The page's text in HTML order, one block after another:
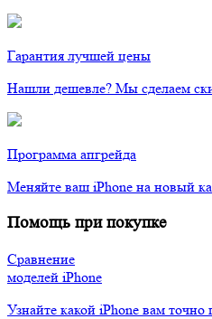
Гарантия лучшей цены
Нашли дешевле? Мы сделаем
Программа апгрейда
Меняйте ваш iPhone на новый
Помощь при покупке
Сравнение
моделей iPhone
Узнайте какой iPhone вам точно